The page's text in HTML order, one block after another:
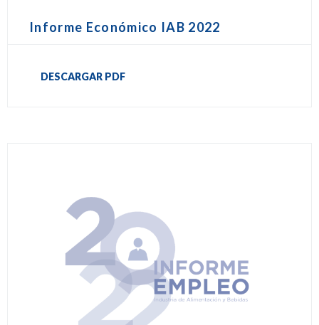
Informe Económico IAB 2022
DESCARGAR PDF